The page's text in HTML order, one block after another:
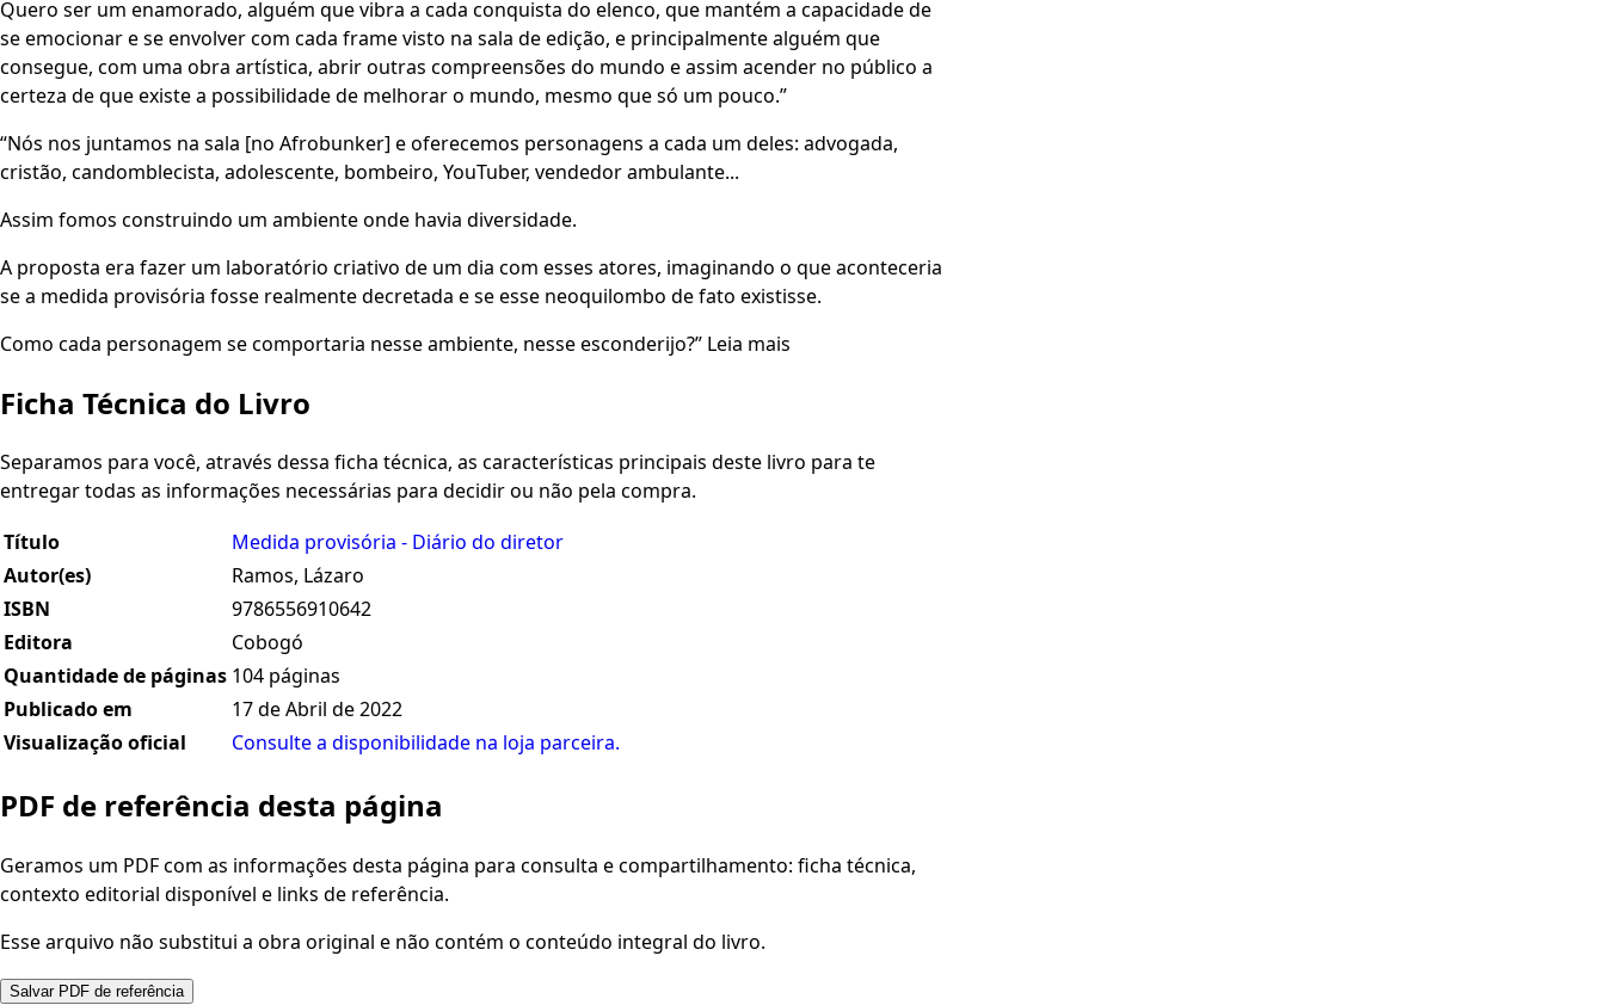
Quero ser um enamorado, alguém que vibra a cada conquista do elenco, que mantém a capacidade de
se emocionar e se envolver com cada frame visto na sala de edição, e principalmente alguém que
consegue, com uma obra artística, abrir outras compreensões do mundo e assim acender no público a
certeza de que existe a possibilidade de melhorar o mundo, mesmo que só um pouco.”
“Nós nos juntamos na sala [no Afrobunker] e oferecemos personagens a cada um deles: advogada,
cristão, candomblecista, adolescente, bombeiro, YouTuber, vendedor ambulante...
Assim fomos construindo um ambiente onde havia diversidade.
A proposta era fazer um laboratório criativo de um dia com esses atores, imaginando o que aconteceria
se a medida provisória fosse realmente decretada e se esse neoquilombo de fato existisse.
Como cada personagem se comportaria nesse ambiente, nesse esconderijo?” Leia mais
Ficha Técnica do Livro
Separamos para você, através dessa ficha técnica, as características principais deste livro para te
entregar todas as informações necessárias para decidir ou não pela compra.
Título
Medida provisória - Diário do diretor
Autor(es)
Ramos, Lázaro
ISBN
9786556910642
Editora
Cobogó
Quantidade de páginas 104 páginas
Publicado em
17 de Abril de 2022
Visualização oficial
Consulte a disponibilidade na loja parceira.
PDF de referência desta página
Geramos um PDF com as informações desta página para consulta e compartilhamento: ficha técnica,
contexto editorial disponível e links de referência.
Esse arquivo não substitui a obra original e não contém o conteúdo integral do livro.
Salvar PDF de referência